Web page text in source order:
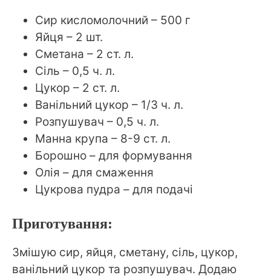
Сир кисломолочний – 500 г
Яйця – 2 шт.
Сметана – 2 ст. л.
Сіль – 0,5 ч. л.
Цукор – 2 ст. л.
Ванільний цукор – 1/3 ч. л.
Розпушувач – 0,5 ч. л.
Манна крупа – 8-9 ст. л.
Борошно – для формування
Олія – для смаження
Цукрова пудра – для подачі
Приготування:
Змішую сир, яйця, сметану, сіль, цукор,
ванільний цукор та розпушувач. Додаю